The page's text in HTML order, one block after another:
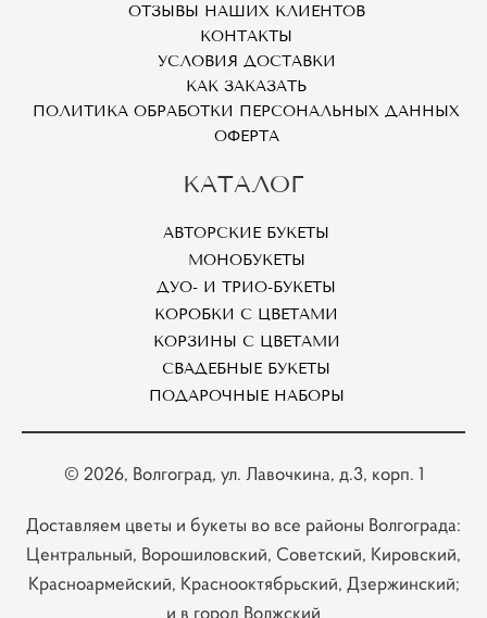
ОТЗЫВЫ НАШИХ КЛИЕНТОВ
КОНТАКТЫ
УСЛОВИЯ ДОСТАВКИ
КАК ЗАКАЗАТЬ
ПОЛИТИКА ОБРАБОТКИ ПЕРСОНАЛЬНЫХ ДАННЫХ
ОФЕРТА
КАТАЛОГ
АВТОРСКИЕ БУКЕТЫ
МОНОБУКЕТЫ
ДУО- И ТРИО-БУКЕТЫ
КОРОБКИ С ЦВЕТАМИ
КОРЗИНЫ С ЦВЕТАМИ
СВАДЕБНЫЕ БУКЕТЫ
ПОДАРОЧНЫЕ НАБОРЫ
© 2026, Волгоград, ул. Лавочкина, д.3, корп. 1
Доставляем цветы и букеты во все районы Волгограда:
Центральный, Ворошиловский, Советский, Кировский,
Красноармейский, Краснооктябрьский, Дзержинский;
и в город Волжский